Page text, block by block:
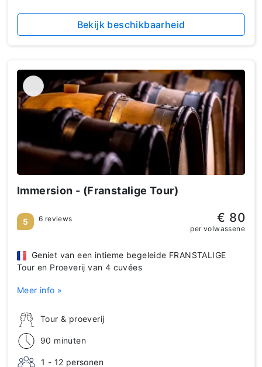
Bekijk beschikbaarheid
Immersion - (Franstalige Tour)
Tour & proeverij
90 minuten
1 - 12 personen
Geniet van een intieme begeleide FRANSTALIGE
Tour en Proeverij van 4 cuvées
Meer info »
5 6 reviews € 80
per volwassene